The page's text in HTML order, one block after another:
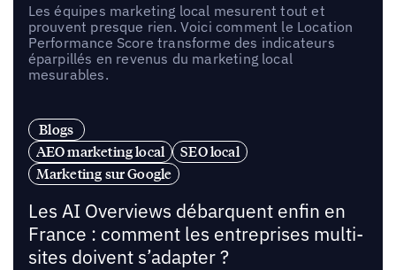
Les équipes marketing local mesurent tout et
prouvent presque rien. Voici comment le Location
Performance Score transforme des indicateurs
éparpillés en revenus du marketing local
mesurables.
Blogs
AEO marketing local
SEO local
Marketing sur Google
Les AI Overviews débarquent enfin en
France : comment les entreprises multi-
sites doivent s’adapter ?